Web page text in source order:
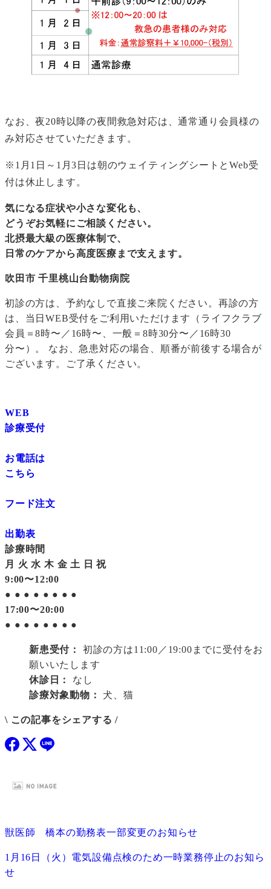
なお、夜20時以降の夜間救急対応は、通常通り会員様の
み対応させていただきます。
※1月1日～1月3日は朝のウェイティングシートとWeb受
付は休止します。
気になる症状や小さな変化も、
どうぞお気軽にご相談ください。
北摂最大級の医療体制で、
日常のケアから高度医療まで支えます。
吹田市 千里桃山台動物病院
初診の方は、予約なしで直接ご来院ください。再診の方
は、当日WEB受付をご利用いただけます（ライフクラブ
会員＝8時〜／16時〜、一般＝8時30分〜／16時30
分〜）。 なお、急患対応の場合、順番が前後する場合が
ございます。ご了承ください。
WEB
診療受付
お電話は
こちら
フード注文
出勤表
診療時間
月
火 水 木 金 土 日 祝
9:00〜12:00
● ● ● ● ● ● ● ●
17:00〜20:00
● ● ● ● ● ● ● ●
新患受付：
初診の方は11:00／19:00までに受付をお
願いいたします
休診日：
なし
診療対象動物：
犬、猫
\ この記事をシェアする /
獣医師 橋本の勤務表一部変更のお知らせ
1月16日（火）電気設備点検のため一時業務停止のお知ら
せ